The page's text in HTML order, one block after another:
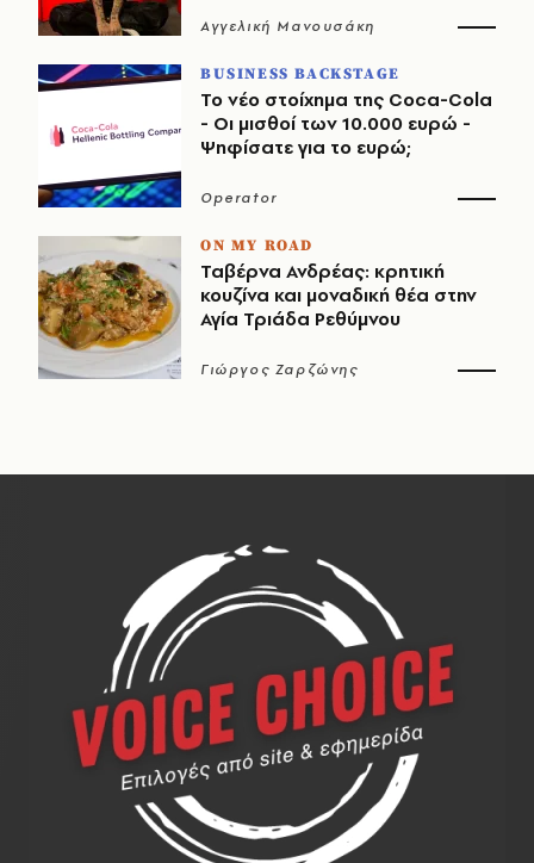
Αγγελική Μανουσάκη
BUSINESS BACKSTAGE
Το νέο στοίχημα της Coca-Cola
- Οι μισθοί των 10.000 ευρώ -
Ψηφίσατε για το ευρώ;
Operator
ON MY ROAD
Ταβέρνα Ανδρέας: κρητική
κουζίνα και μοναδική θέα στην
Αγία Τριάδα Ρεθύμνου
Γιώργος Ζαρζώνης